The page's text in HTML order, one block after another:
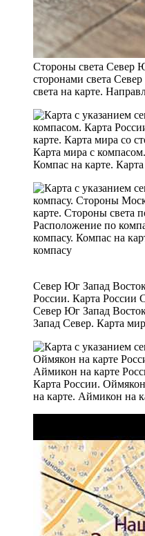
Стороны света Север
сторонами света
света на карте.
Карта мира с
Компас на карте.
Расположение по
компасу. Компас на
компасу
Север Юг Запад
России. Карта России
Север Юг Запад
Запад Север. Карта
Карта России.
на карте. Аймикон на